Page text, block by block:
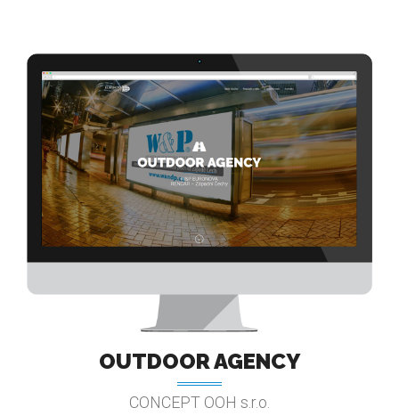
OUTDOOR AGENCY
CONCEPT OOH s.r.o.